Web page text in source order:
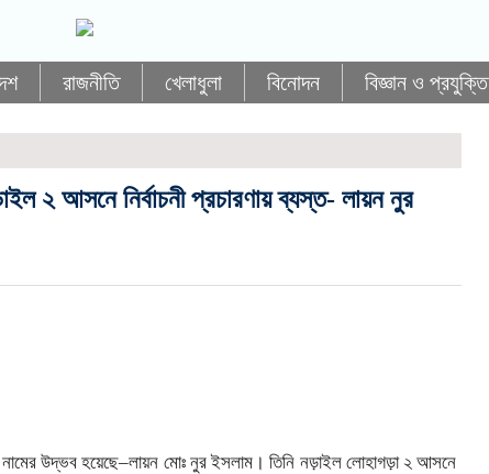
রাজনীতি খেলাধুলা বিনোদন বিজ্ঞান ও প্রযুক্তি
২ আসনে নির্বাচনী প্রচারণায় ব্যস্ত- লায়ন নুর
উদ্ভব হয়েছে–লায়ন মোঃ নুর ইসলাম। তিনি নড়াইল লোহাগড়া ২ আসনে